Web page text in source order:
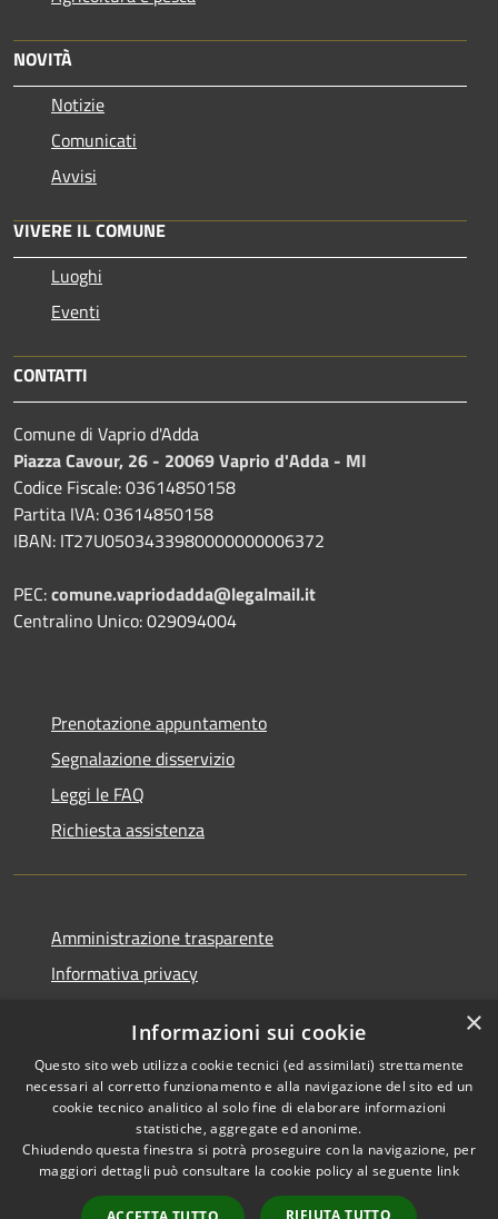
NOVITÀ
Notizie
Comunicati
Avvisi
VIVERE IL COMUNE
Luoghi
Eventi
CONTATTI
Comune di Vaprio d'Adda
Piazza Cavour, 26 - 20069 Vaprio d'Adda - MI
Codice Fiscale: 03614850158
Partita IVA: 03614850158
IBAN: IT27U0503433980000000006372
PEC:comune.vapriodadda@legalmail.it
Centralino Unico: 029094004
Prenotazione appuntamento
Segnalazione disservizio
Leggi le FAQ
Richiesta assistenza
Amministrazione trasparente
Informativa privacy
Dichiarazione di accessibilità
RSS
Accessibilità
Copyright © 2026 • Comune di
Vaprio d'Adda • Powered by
Municipium• Accesso
×
Informazioni sui cookie
Questo sito web utilizza cookie tecnici (ed assimilati) strettamente
necessari al corretto funzionamento e alla navigazione del sito ed un
cookie tecnico analitico al solo fine di elaborare informazioni
statistiche, aggregate ed anonime.
Chiudendo questa finestra si potrà proseguire con la navigazione, per
maggiori dettagli può consultare la cookie policy al seguente link
RIFIUTA TUTTO